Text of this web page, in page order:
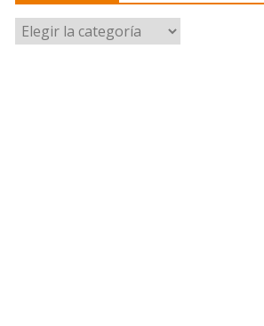
Categorías